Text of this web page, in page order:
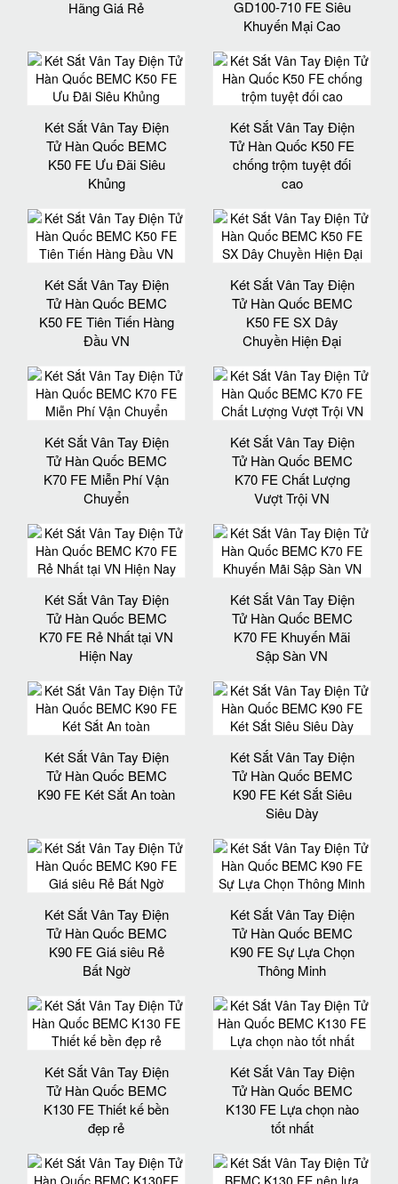
Hãng Giá Rẻ
GD100-710 FE Siêu
Khuyến Mại Cao
Két Sắt Vân Tay Điện
Tử Hàn Quốc BEMC
K50 FE Ưu Đãi Siêu
Khủng
Két Sắt Vân Tay Điện
Tử Hàn Quốc K50 FE
chống trộm tuyệt đối
cao
Két Sắt Vân Tay Điện
Tử Hàn Quốc BEMC
K50 FE Tiên Tiến Hàng
Đầu VN
Két Sắt Vân Tay Điện
Tử Hàn Quốc BEMC
K50 FE SX Dây
Chuyền Hiện Đại
Két Sắt Vân Tay Điện
Tử Hàn Quốc BEMC
K70 FE Miễn Phí Vận
Chuyển
Két Sắt Vân Tay Điện
Tử Hàn Quốc BEMC
K70 FE Chất Lượng
Vượt Trội VN
Két Sắt Vân Tay Điện
Tử Hàn Quốc BEMC
K70 FE Rẻ Nhất tại VN
Hiện Nay
Két Sắt Vân Tay Điện
Tử Hàn Quốc BEMC
K70 FE Khuyến Mãi
Sập Sàn VN
Két Sắt Vân Tay Điện
Tử Hàn Quốc BEMC
K90 FE Két Sắt An toàn
Két Sắt Vân Tay Điện
Tử Hàn Quốc BEMC
K90 FE Két Sắt Siêu
Siêu Dày
Két Sắt Vân Tay Điện
Tử Hàn Quốc BEMC
K90 FE Giá siêu Rẻ
Bất Ngờ
Két Sắt Vân Tay Điện
Tử Hàn Quốc BEMC
K90 FE Sự Lựa Chọn
Thông Minh
Két Sắt Vân Tay Điện
Tử Hàn Quốc BEMC
K130 FE Thiết kế bền
đẹp rẻ
Két Sắt Vân Tay Điện
Tử Hàn Quốc BEMC
K130 FE Lựa chọn nào
tốt nhất